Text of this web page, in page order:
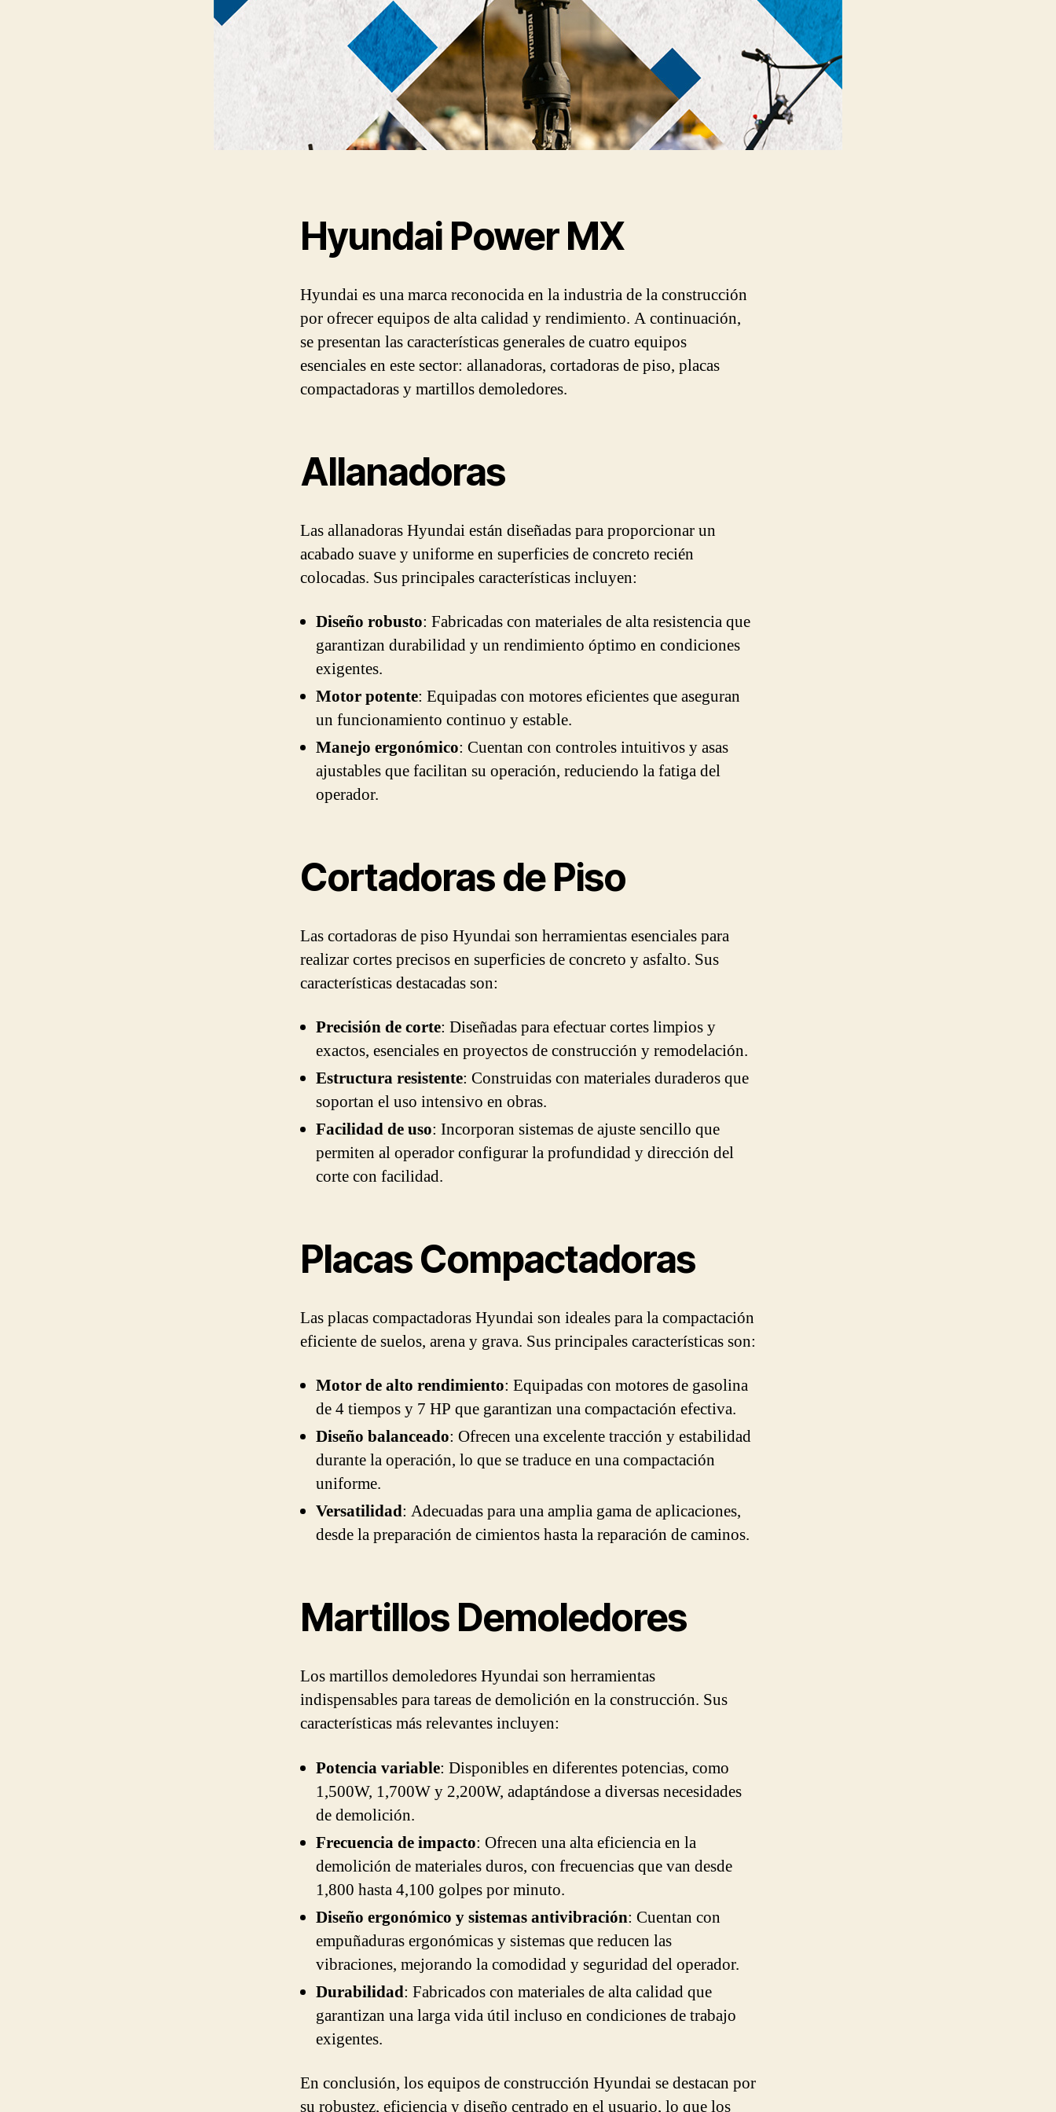
Hyundai Power MX
Hyundai es una marca reconocida en la industria de la construcción
por ofrecer equipos de alta calidad y rendimiento. A continuación,
se presentan las características generales de cuatro equipos
esenciales en este sector: allanadoras, cortadoras de piso, placas
compactadoras y martillos demoledores.
Allanadoras
Las allanadoras Hyundai están diseñadas para proporcionar un
acabado suave y uniforme en superficies de concreto recién
colocadas. Sus principales características incluyen:
Diseño robusto: Fabricadas con materiales de alta resistencia que
garantizan durabilidad y un rendimiento óptimo en condiciones
exigentes.
Motor potente: Equipadas con motores eficientes que aseguran
un funcionamiento continuo y estable.
Manejo ergonómico: Cuentan con controles intuitivos y asas
ajustables que facilitan su operación, reduciendo la fatiga del
operador.
Cortadoras de Piso
Las cortadoras de piso Hyundai son herramientas esenciales para
realizar cortes precisos en superficies de concreto y asfalto. Sus
características destacadas son:
Precisión de corte: Diseñadas para efectuar cortes limpios y
exactos, esenciales en proyectos de construcción y remodelación.
Estructura resistente: Construidas con materiales duraderos que
soportan el uso intensivo en obras.
Facilidad de uso: Incorporan sistemas de ajuste sencillo que
permiten al operador configurar la profundidad y dirección del
corte con facilidad.
Placas Compactadoras
Las placas compactadoras Hyundai son ideales para la compactación
eficiente de suelos, arena y grava. Sus principales características son:
Motor de alto rendimiento: Equipadas con motores de gasolina
de 4 tiempos y 7 HP que garantizan una compactación efectiva.
Diseño balanceado: Ofrecen una excelente tracción y estabilidad
durante la operación, lo que se traduce en una compactación
uniforme.
Versatilidad: Adecuadas para una amplia gama de aplicaciones,
desde la preparación de cimientos hasta la reparación de caminos.
Martillos Demoledores
Los martillos demoledores Hyundai son herramientas
indispensables para tareas de demolición en la construcción. Sus
características más relevantes incluyen:
Potencia variable: Disponibles en diferentes potencias, como
1,500W, 1,700W y 2,200W, adaptándose a diversas necesidades
de demolición.
Frecuencia de impacto: Ofrecen una alta eficiencia en la
demolición de materiales duros, con frecuencias que van desde
1,800 hasta 4,100 golpes por minuto.
Diseño ergonómico y sistemas antivibración: Cuentan con
empuñaduras ergonómicas y sistemas que reducen las
vibraciones, mejorando la comodidad y seguridad del operador.
Durabilidad: Fabricados con materiales de alta calidad que
garantizan una larga vida útil incluso en condiciones de trabajo
exigentes.
En conclusión, los equipos de construcción Hyundai se destacan por
su robustez, eficiencia y diseño centrado en el usuario, lo que los